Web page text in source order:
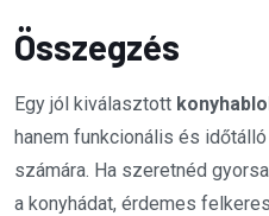
Összegzés
Egy jól kiválasztott
hanem funkcionális és
számára. Ha szeretnéd
a konyhádat, érdemes